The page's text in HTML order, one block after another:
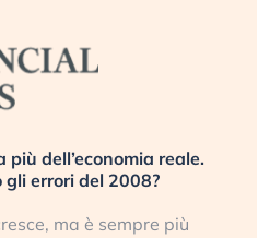
dell’economia reale.
gli errori del 2008?
ma è sempre più